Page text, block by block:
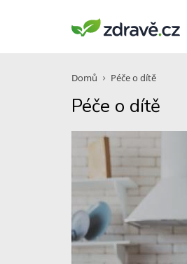
Domů Péče o dítě
Péče o dítě